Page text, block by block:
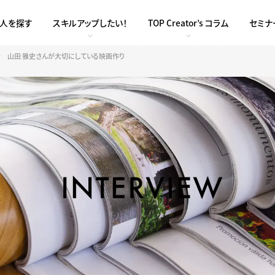
を探す スキルアップしたい！ TOP Creator’s コラム セミ
山田 雅史さんが大切にしている映画作り